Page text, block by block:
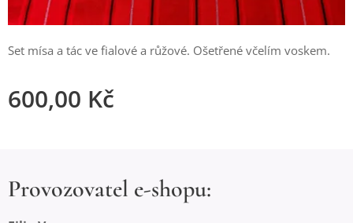
Set mísa a tác ve fialové a růžové. Ošetřené včelím voskem.
600,00 Kč
Provozovatel e-shopu: